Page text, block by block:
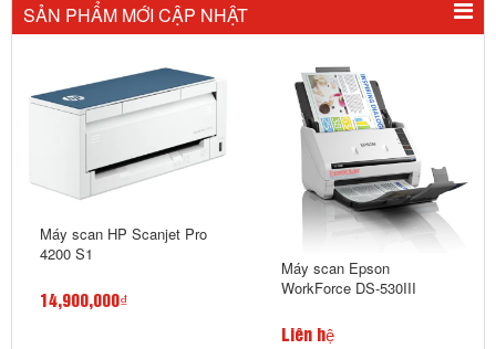
SẢN PHẨM MỚI CẬP NHẬT
Máy scan HP Scanjet Pro
4200 S1
14,900,000₫
Máy scan Epson
WorkForce DS-530III
Liên hệ